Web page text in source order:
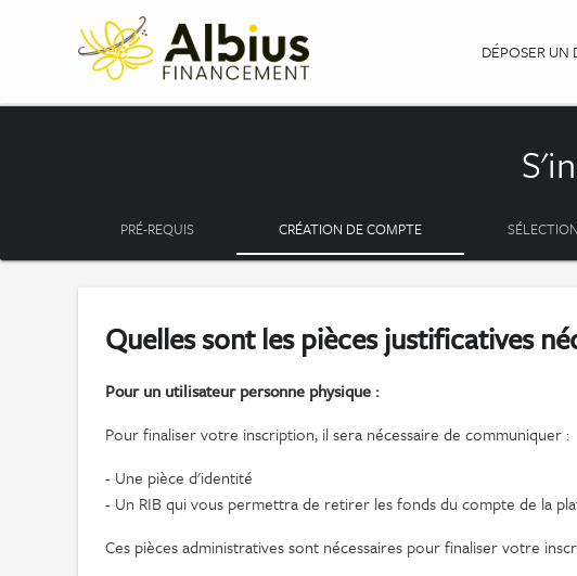
DÉPOSER UN
PRÉ-REQUIS CRÉATION DE COMPTE
Quelles sont les pièces justificatives
Pour un utilisateur personne physique :
Pour finaliser votre inscription, il sera nécessaire de communiquer :
- Une pièce d'identité
- Un RIB qui vous permettra de retirer les fonds du compte de la
Ces pièces administratives sont nécessaires pour finaliser votre